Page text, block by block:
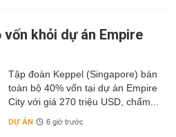
khỏi dự án Empire
Tập đoàn Keppel (Singapore) bán
toàn bộ 40% vốn tại dự án Empire
City với giá 270 triệu USD, chấm...
DỰ ÁN 6 giờ trước